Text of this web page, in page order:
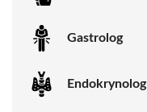
Gastrolog
Endokrynolog